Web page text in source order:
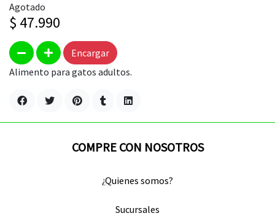
Agotado
$ 47.990
Encargar
Alimento para gatos adultos.
COMPRE CON NOSOTROS
¿Quienes somos?
Sucursales